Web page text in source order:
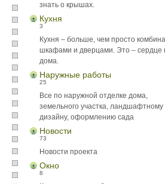
знать о крышах.
Кухня
3
Кухня – больше, чем просто
шкафами и дверцами. Это – сердце
дома.
Наружные работы
25
Все по наружной отделке дома,
земельного участка, ландшафтному
дизайну, оформлению сада
Новости
73
Новости проекта
Окно
8